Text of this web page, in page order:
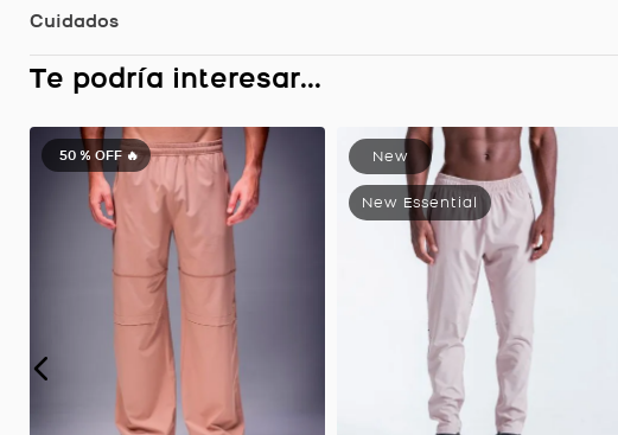
Cuidados
Te podría interesar...
50 % OFF 🔥